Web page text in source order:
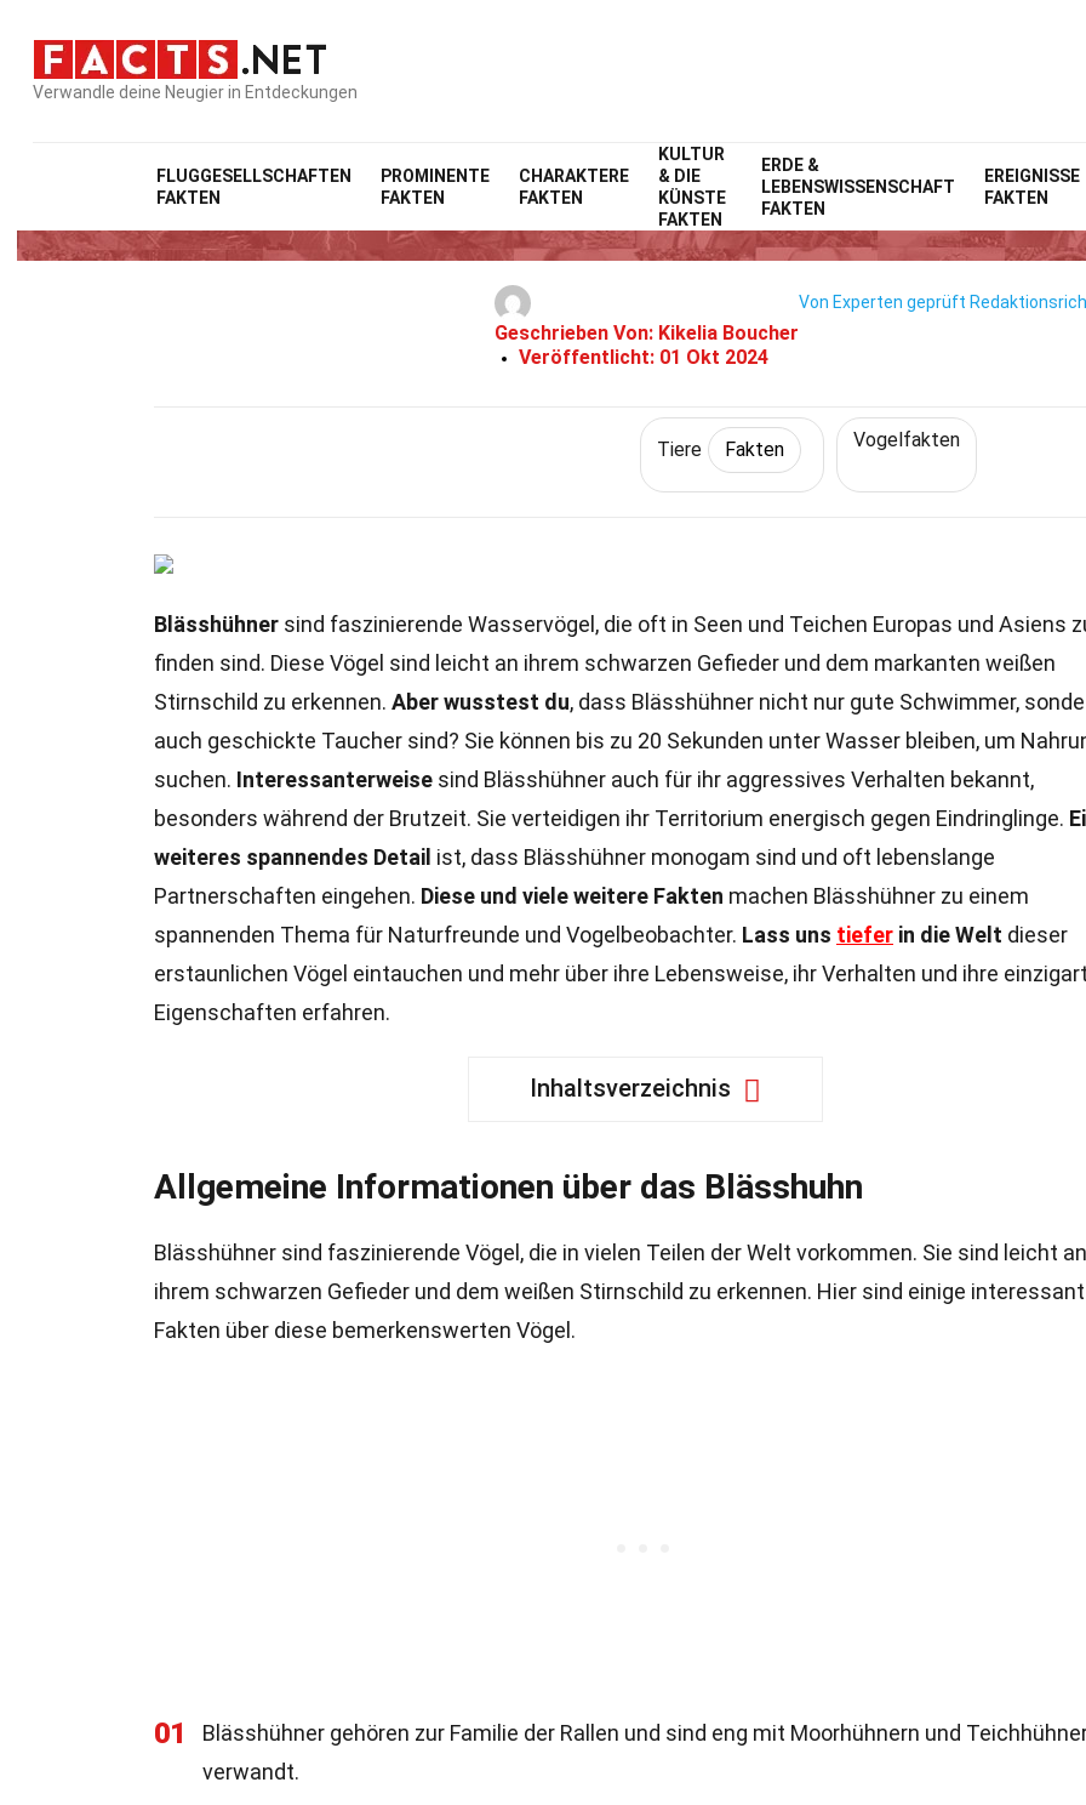
Verwandle deine Neugier in Entdeckungen
FLUGGESELLSCHAFTEN
FAKTEN
PROMINENTE
FAKTEN
CHARAKTERE
FAKTEN
KULTUR
& DIE
KÜNSTE
FAKTEN
ERDE &
LEBENSWISSENSCHAFT
FAKTEN
EREIGNISSE
FAKTEN
Home Natur Fakten
40 Fakten Über Blässhuhn
Geschrieben Von: Kikelia Boucher
Veröffentlicht: 01 Okt 2024
Von Experten geprüft
Tiere Fakten Vogelfakten
Blässhühner sind faszinierende Wasservögel, die oft in Seen und Teichen Europas und Asiens
finden sind. Diese Vögel sind leicht an ihrem schwarzen Gefieder und dem markanten weißen
Stirnschild zu erkennen. Aber wusstest du, dass Blässhühner nicht nur gute Schwimmer,
auch geschickte Taucher sind? Sie können bis zu 20 Sekunden unter Wasser bleiben, um
suchen. Interessanterweise sind Blässhühner auch für ihr aggressives Verhalten bekannt,
besonders während der Brutzeit. Sie verteidigen ihr Territorium energisch gegen Eindringlinge.
weiteres spannendes Detail ist, dass Blässhühner monogam sind und oft lebenslange
Partnerschaften eingehen. Diese und viele weitere Fakten machen Blässhühner zu einem
spannenden Thema für Naturfreunde und Vogelbeobachter. Lass uns tiefer in die Welt dieser
erstaunlichen Vögel eintauchen und mehr über ihre Lebensweise, ihr Verhalten und ihre
Eigenschaften erfahren.
Inhaltsverzeichnis
Allgemeine Informationen über das Blässhuhn
Blässhühner sind faszinierende Vögel, die in vielen Teilen der Welt vorkommen. Sie sind leicht an
ihrem schwarzen Gefieder und dem weißen Stirnschild zu erkennen. Hier sind einige
Fakten über diese bemerkenswerten Vögel.
01
Blässhühner gehören zur Familie der Rallen und sind eng mit Moorhühnern und
verwandt.